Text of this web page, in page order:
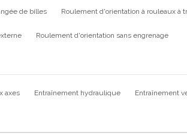
de billes Roulement d'orientation à rouleaux à
Roulement d'orientation sans engrenage
axes Entraînement hydraulique Entraînement